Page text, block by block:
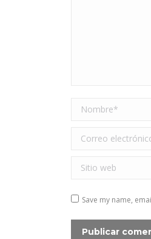
Nombre *
Correo electrónico *
Sitio web
Save my name,
Publicar